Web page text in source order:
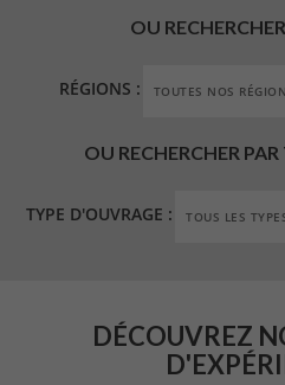
OU
RÉGIONS :
OU RECHERCHER
TYPE D'OUVRAGE :
DÉCOUVREZ